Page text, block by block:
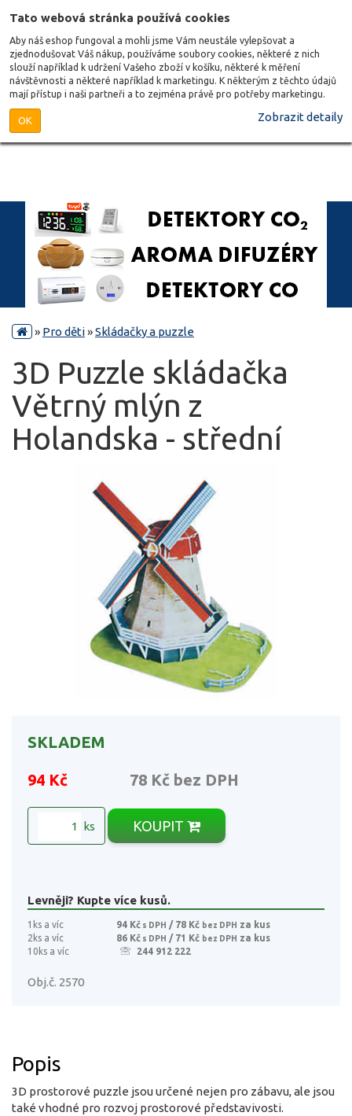
Tato webová stránka používá cookies
Aby náš eshop fungoval a mohli jsme Vám neustále vylepšovat a
zjednodušovat Váš nákup, používáme soubory cookies, některé z nich
slouží například k udržení Vašeho zboží v košíku, některé k měření
návštěvnosti a některé například k marketingu. K některým z těchto údajů
mají přístup i naši partneři a to zejména právě pro potřeby marketingu.
OK Zobrazit detaily
» Pro děti»Skládačky a puzzle
3D Puzzle skládačka
Větrný mlýn z
Holandska - střední
SKLADEM
94 Kč 78 Kč bez DPH
ks KOUPIT
Levněji? Kupte více kusů.
1ks a víc 94 Kč s DPH / 78 Kč bez DPH za kus
2ks a víc
86 Kč s DPH / 71 Kč bez DPH za kus
10ks a víc
244 912 222
Obj.č. 2570
Popis
3D prostorové puzzle jsou určené nejen pro zábavu, ale jsou
také vhodné pro rozvoj prostorové představivosti.